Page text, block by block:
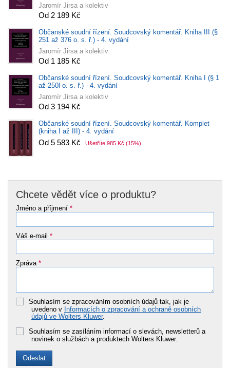
Jaromír Jirsa a kolektiv
Od 2 189 Kč
Občanské soudní řízení. Soudcovský komentář. Kniha III (§
251 až 376 o. s. ř.) - 4. vydání
Jaromír Jirsa a kolektiv
Od 1 185 Kč
Občanské soudní řízení. Soudcovský komentář. Kniha I (§ 1
až 250l o. s. ř.) - 4. vydání
Jaromír Jirsa a kolektiv
Od 3 194 Kč
Občanské soudní řízení. Soudcovský komentář. Komplet
(kniha I až III) - 4. vydání
Od 5 583 Kč Ušetříte 985 Kč (15%)
Chcete vědět více o produktu?
Jméno a příjmení *
Váš e-mail *
Zpráva *
Souhlasím se zpracováním osobních údajů tak, jak je
uvedeno v Informacích o zpracování a ochraně osobních
údajů ve Wolters Kluwer.
Souhlasím se zasíláním informací o slevách, newsletterů a
novinek o službách a produktech Wolters Kluwer.